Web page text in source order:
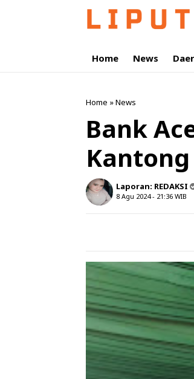
Home News
Home »News
Bank
Kantong
Laporan: REDAKSI
8 Agu 2024 - 21:36 WIB